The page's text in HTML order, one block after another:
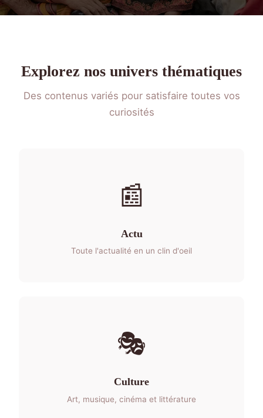
Explorez nos univers thématiques
Des contenus variés pour satisfaire toutes vos
curiosités
📰
Actu
Toute l'actualité en un clin d'oeil
🎭
Culture
Art, musique, cinéma et littérature